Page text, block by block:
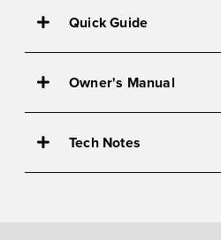
Quick Guide
B2X-D902 Quick Guide
Owner's Manual
B2X Owners manual
D902 Engine-manual
Tech Notes
BB-4/B2X/STRIKER